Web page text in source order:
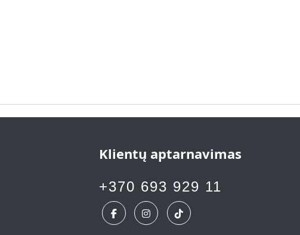
Klientų aptarnavimas
+370 693 929 11